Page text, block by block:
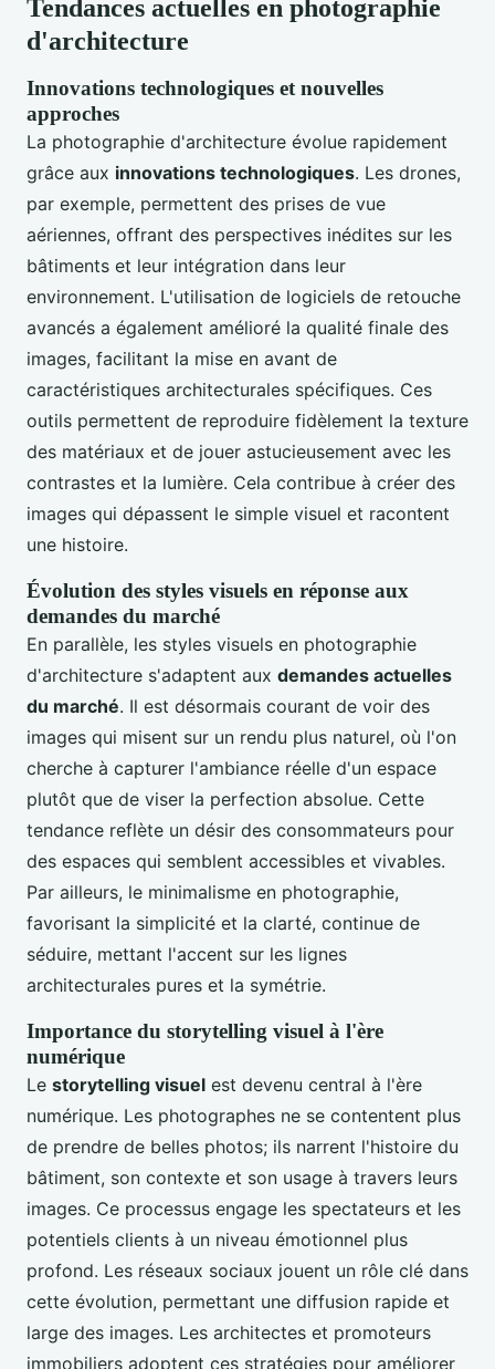
Tendances actuelles en photographie
d'architecture
Innovations technologiques et nouvelles
approches
La photographie d'architecture évolue rapidement
grâce aux innovations technologiques. Les drones,
par exemple, permettent des prises de vue
aériennes, offrant des perspectives inédites sur les
bâtiments et leur intégration dans leur
environnement. L'utilisation de logiciels de retouche
avancés a également amélioré la qualité finale des
images, facilitant la mise en avant de
caractéristiques architecturales spécifiques. Ces
outils permettent de reproduire fidèlement la texture
des matériaux et de jouer astucieusement avec les
contrastes et la lumière. Cela contribue à créer des
images qui dépassent le simple visuel et racontent
une histoire.
Évolution des styles visuels en réponse aux
demandes du marché
En parallèle, les styles visuels en photographie
d'architecture s'adaptent aux demandes actuelles
du marché. Il est désormais courant de voir des
images qui misent sur un rendu plus naturel, où l'on
cherche à capturer l'ambiance réelle d'un espace
plutôt que de viser la perfection absolue. Cette
tendance reflète un désir des consommateurs pour
des espaces qui semblent accessibles et vivables.
Par ailleurs, le minimalisme en photographie,
favorisant la simplicité et la clarté, continue de
séduire, mettant l'accent sur les lignes
architecturales pures et la symétrie.
Importance du storytelling visuel à l'ère
numérique
Le storytelling visuel est devenu central à l'ère
numérique. Les photographes ne se contentent plus
de prendre de belles photos; ils narrent l'histoire du
bâtiment, son contexte et son usage à travers leurs
images. Ce processus engage les spectateurs et les
potentiels clients à un niveau émotionnel plus
profond. Les réseaux sociaux jouent un rôle clé dans
cette évolution, permettant une diffusion rapide et
large des images. Les architectes et promoteurs
immobiliers adoptent ces stratégies pour améliorer